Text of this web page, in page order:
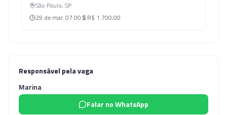
São Paulo, SP
29 de mar. 07:00 R$ 1.700,00
Responsável pela vaga
Marina
Falar no WhatsApp